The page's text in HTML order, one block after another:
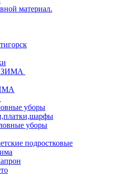
материал.
ЗИМА
уборы
уборы
подростковые